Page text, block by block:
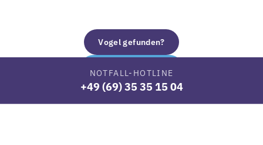
Vogel gefunden?
Jetzt unterstützen
NOTFALL-HOTLINE
+49 (69) 35 35 15 04